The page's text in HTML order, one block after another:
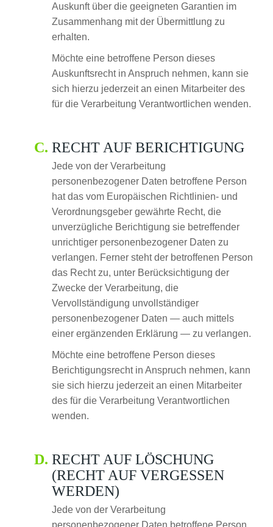
Auskunft über die geeigneten Garantien im
Zusammenhang mit der Übermittlung zu
erhalten.
Möchte eine betroffene Person dieses
Auskunftsrecht in Anspruch nehmen, kann sie
sich hierzu jederzeit an einen Mitarbeiter des
für die Verarbeitung Verantwortlichen wenden.
RECHT AUF BERICHTIGUNG
Jede von der Verarbeitung
personenbezogener Daten betroffene Person
hat das vom Europäischen Richtlinien- und
Verordnungsgeber gewährte Recht, die
unverzügliche Berichtigung sie betreffender
unrichtiger personenbezogener Daten zu
verlangen. Ferner steht der betroffenen Person
das Recht zu, unter Berücksichtigung der
Zwecke der Verarbeitung, die
Vervollständigung unvollständiger
personenbezogener Daten — auch mittels
einer ergänzenden Erklärung — zu verlangen.
Möchte eine betroffene Person dieses
Berichtigungsrecht in Anspruch nehmen, kann
sie sich hierzu jederzeit an einen Mitarbeiter
des für die Verarbeitung Verantwortlichen
wenden.
RECHT AUF LÖSCHUNG
(RECHT AUF VERGESSEN
WERDEN)
Jede von der Verarbeitung
personenbezogener Daten betroffene Person